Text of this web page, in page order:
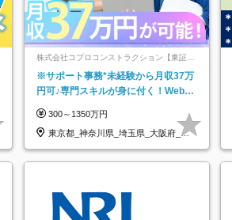
株式会社コプロコンストラクション【東証プ
ライム上場コプロ・ホールディングス子会
社】
※サポート事務*未経験から月収37万
円可♪専門スキルが身に付く！Web面
300～1350万円
東京都_神奈川県_埼玉県_大阪府_愛
知県…